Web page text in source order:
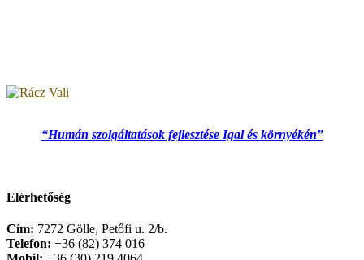
“Humán szolgáltatások fejlesztése Igal és környékén”
Elérhetőség
Cím: 7272 Gölle, Petőfi u. 2/b.
Telefon: +36 (82) 374 016